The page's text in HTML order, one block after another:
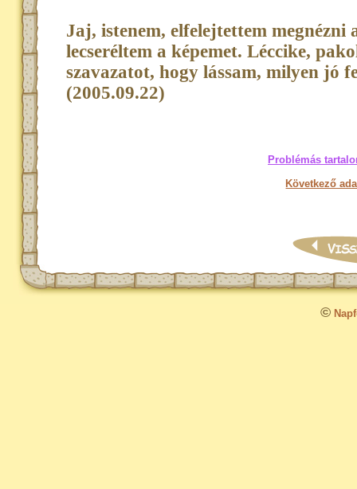
Jaj, istenem, elfelejtettem megnézni
lecseréltem a képemet. Léccike,
szavazatot, hogy lássam, milyen jó
(2005.09.22)
Problémás
Következő
©